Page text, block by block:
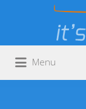
Keresés:
Menu